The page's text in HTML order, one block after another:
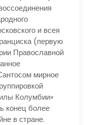
и всея
(первую
Православной
мирное
Колумбии»
конец более
в стране.